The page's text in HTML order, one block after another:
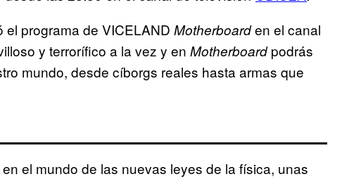
programa de VICELAND Motherboarden el canal
y terrorífico a la vez y en Motherboardpodrás
mundo, desde cíborgs reales hasta armas que
el mundo de las nuevas leyes de la física, unas